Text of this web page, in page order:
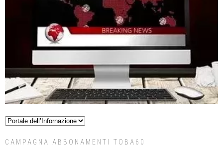
CAMPAGNA ABBONAMENTI TOBA60